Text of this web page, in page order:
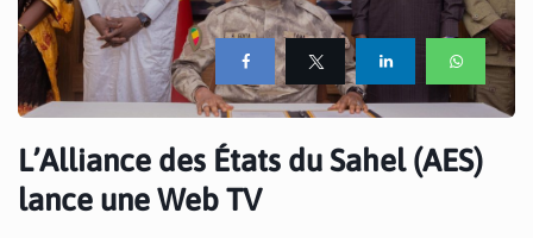
L’Alliance des États du Sahel (AES)
lance une Web TV